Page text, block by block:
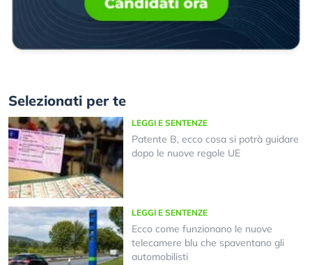
Selezionati per te
LEGGI E SENTENZE
Patente B, ecco cosa si potrà guidare
dopo le nuove regole UE
LEGGI E SENTENZE
Ecco come funzionano le nuove
telecamere blu che spaventano gli
automobilisti